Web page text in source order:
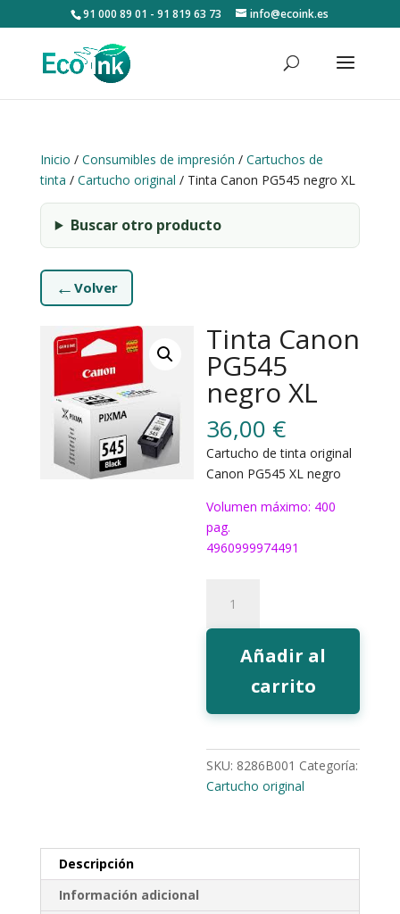
91 000 89 01 - 91 819 63 73 info@ecoink.es
Inicio / Consumibles de impresión / Cartuchos de
tinta / Cartucho original / Tinta Canon PG545 negro XL
Buscar otro producto
← Volver
Tinta Canon
PG545
negro XL
36,00 €
Cartucho de tinta original
Canon PG545 XL negro
Volumen máximo: 400
pag.
4960999974491
Canon
PG545
cantidad
Añadir al
carrito
SKU: 8286B001 Categoría:
Cartucho original
Descripción
Información adicional